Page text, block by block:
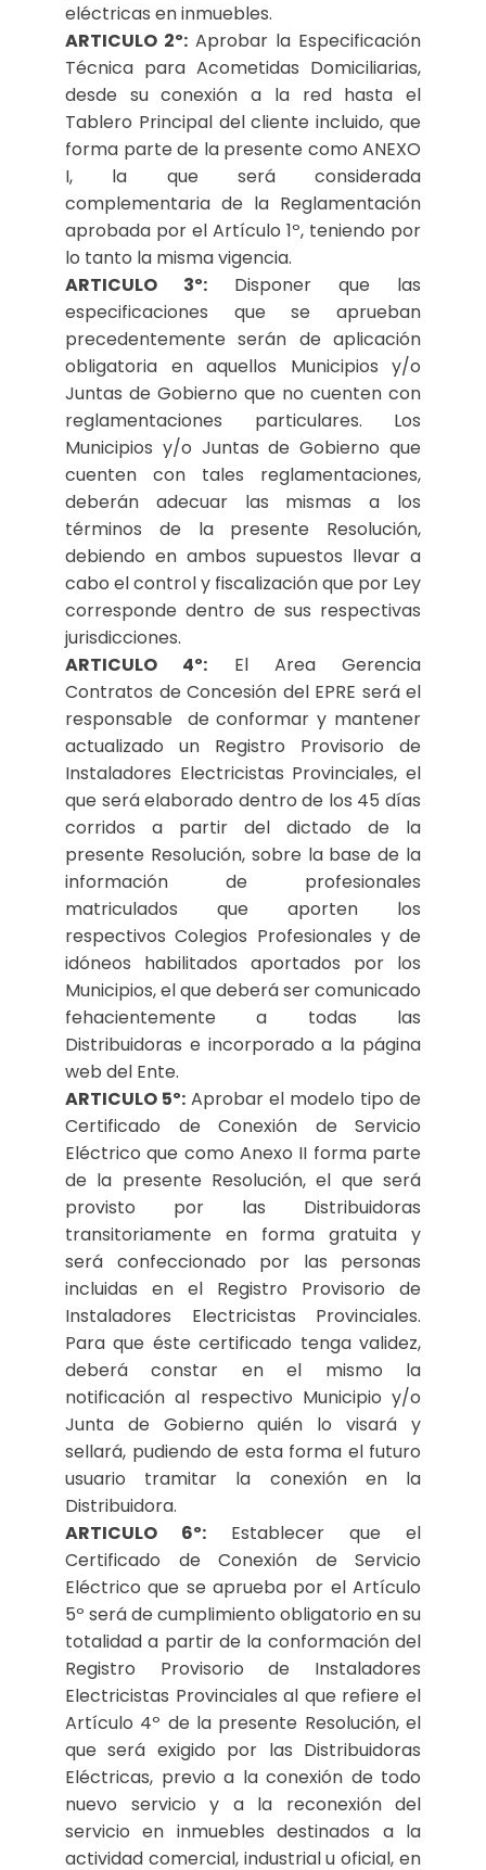
eléctricas en inmuebles.
ARTICULO 2º: Aprobar la Especificación
Técnica para Acometidas Domiciliarias,
desde su conexión a la red hasta el
Tablero Principal del cliente incluido, que
forma parte de la presente como ANEXO
I, la que será considerada
complementaria de la Reglamentación
aprobada por el Artículo 1º, teniendo por
lo tanto la misma vigencia.
ARTICULO 3º: Disponer que las
especificaciones que se aprueban
precedentemente serán de aplicación
obligatoria en aquellos Municipios y/o
Juntas de Gobierno que no cuenten con
reglamentaciones particulares. Los
Municipios y/o Juntas de Gobierno que
cuenten con tales reglamentaciones,
deberán adecuar las mismas a los
términos de la presente Resolución,
debiendo en ambos supuestos llevar a
cabo el control y fiscalización que por Ley
corresponde dentro de sus respectivas
jurisdicciones.
ARTICULO 4º: El Area Gerencia
Contratos de Concesión del EPRE será el
responsable de conformar y mantener
actualizado un Registro Provisorio de
Instaladores Electricistas Provinciales, el
que será elaborado dentro de los 45 días
corridos a partir del dictado de la
presente Resolución, sobre la base de la
información de profesionales
matriculados que aporten los
respectivos Colegios Profesionales y de
idóneos habilitados aportados por los
Municipios, el que deberá ser comunicado
fehacientemente a todas las
Distribuidoras e incorporado a la página
web del Ente.
ARTICULO 5º: Aprobar el modelo tipo de
Certificado de Conexión de Servicio
Eléctrico que como Anexo II forma parte
de la presente Resolución, el que será
provisto por las Distribuidoras
transitoriamente en forma gratuita y
será confeccionado por las personas
incluidas en el Registro Provisorio de
Instaladores Electricistas Provinciales.
Para que éste certificado tenga validez,
deberá constar en el mismo la
notificación al respectivo Municipio y/o
Junta de Gobierno quién lo visará y
sellará, pudiendo de esta forma el futuro
usuario tramitar la conexión en la
Distribuidora.
ARTICULO 6º: Establecer que el
Certificado de Conexión de Servicio
Eléctrico que se aprueba por el Artículo
5º será de cumplimiento obligatorio en su
totalidad a partir de la conformación del
Registro Provisorio de Instaladores
Electricistas Provinciales al que refiere el
Artículo 4º de la presente Resolución, el
que será exigido por las Distribuidoras
Eléctricas, previo a la conexión de todo
nuevo servicio y a la reconexión del
servicio en inmuebles destinados a la
actividad comercial, industrial u oficial, en